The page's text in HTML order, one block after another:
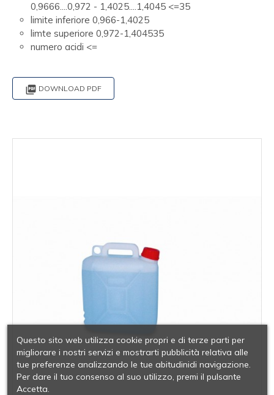
0,9666....0,972 - 1,4025....1,4045 <=35
limite inferiore 0,966-1,4025
limte superiore 0,972-1,404535
numero acidi <=
 DOWNLOAD PDF
Questo sito web utilizza cookie propri e di terze parti per
migliorare i nostri servizi e mostrarti pubblicità relativa alle
tue preferenze analizzando le tue abitudinidi navigazione.
Per dare il tuo consenso al suo utilizzo, premi il pulsante
Accetta.